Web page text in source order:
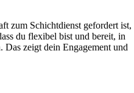
zum Schichtdienst gefordert ist,
du flexibel bist und bereit, in
Das zeigt dein Engagement und